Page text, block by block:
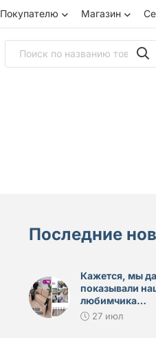
Покупателю Магазин
Последние
Кажется, мы
показывали
любимчика…
27 июл